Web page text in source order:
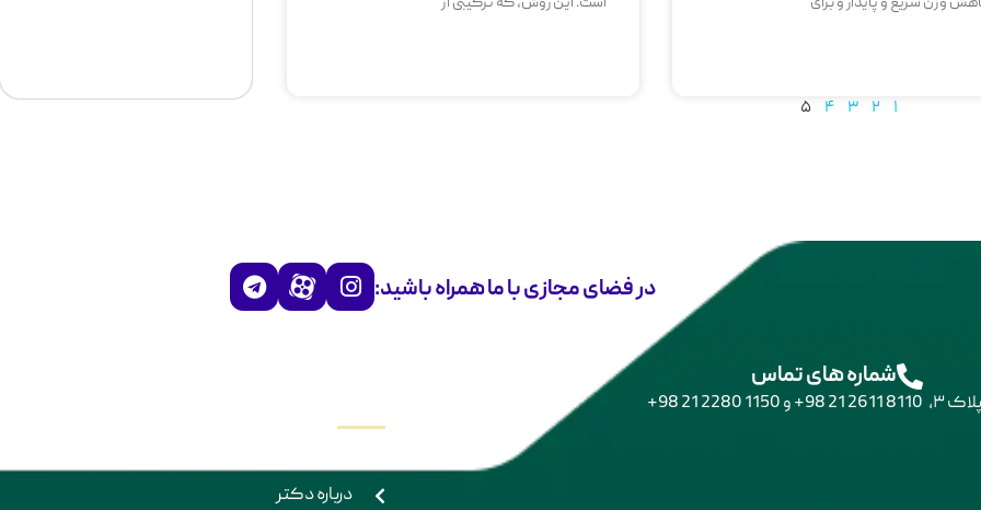
۱ ۲ ۳ ۴ ۵
در فضای مجازی با ما همراه باشید:
بلوار اندرزگو، چهارراه قیطریه، اول شریفی‌منش، کوچه یکم، پلاک ۳،
شماره های تماس
8110 2611 21 98+ و1150 2280 21 98+
درباره دکتر